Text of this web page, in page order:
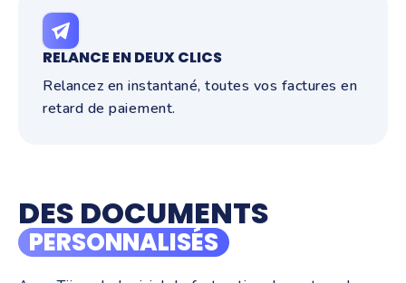
RELANCE EN DEUX CLICS
Relancez en instantané, toutes vos factures en
retard de paiement.
DES DOCUMENTS
PERSONNALISÉS